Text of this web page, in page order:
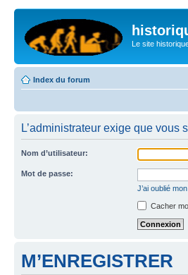
Le site
Index du forum
L’administrateur exige que vous
Nom d’utilisateur:
Mot de passe:
J’ai oublié
Cacher
M’ENREGISTRER